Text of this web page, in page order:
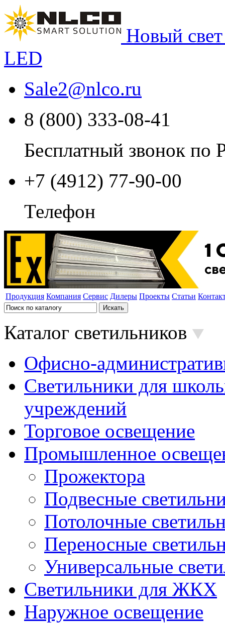
Новый
LED
Sale2@nlco.ru
8 (800) 333-08-41
Бесплатный звонок по
+7 (4912) 77-90-00
Телефон
Продукция Компания Сервис Дилеры Проекты Статьи
Каталог светильников
Офисно-
Светильники для
учреждений
Торговое освещение
Промышленное
Прожектора
Подвесные
Потолочные
Переносные
Универсальные
Светильники для ЖКХ
Наружное освещение